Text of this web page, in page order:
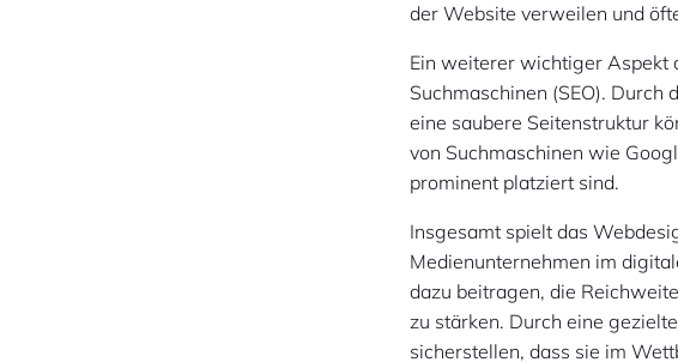
der Website verweilen und
Ein weiterer wichtiger Aspekt
Suchmaschinen (SEO).
eine saubere Seitenstruktur
von Suchmaschinen wie
prominent platziert sind.
Insgesamt spielt das
Medienunternehmen im
dazu beitragen, die
zu stärken. Durch eine
sicherstellen, dass sie im